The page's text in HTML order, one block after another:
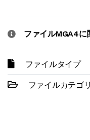
ファイルMGA4に
ファイルタイプ
ファイルカテゴリ